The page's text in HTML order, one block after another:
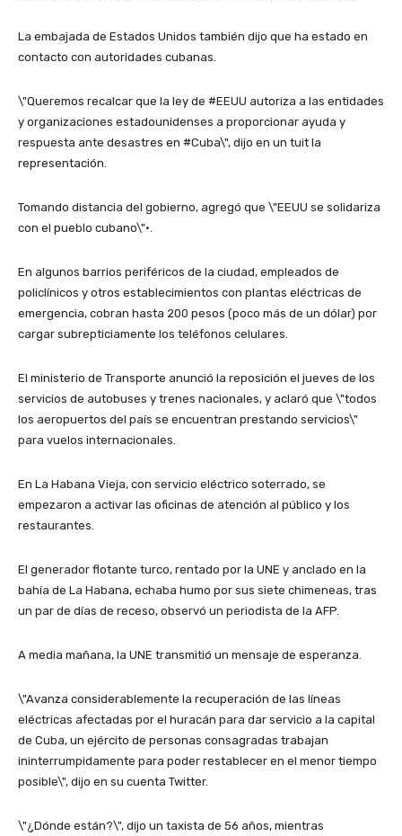
La embajada de Estados Unidos también dijo que ha estado en
contacto con autoridades cubanas.
\"Queremos recalcar que la ley de #EEUU autoriza a las entidades
y organizaciones estadounidenses a proporcionar ayuda y
respuesta ante desastres en #Cuba\", dijo en un tuit la
representación.
Tomando distancia del gobierno, agregó que \"EEUU se solidariza
con el pueblo cubano\"·.
En algunos barrios periféricos de la ciudad, empleados de
policlínicos y otros establecimientos con plantas eléctricas de
emergencia, cobran hasta 200 pesos (poco más de un dólar) por
cargar subrepticiamente los teléfonos celulares.
El ministerio de Transporte anunció la reposición el jueves de los
servicios de autobuses y trenes nacionales, y aclaró que \"todos
los aeropuertos del país se encuentran prestando servicios\"
para vuelos internacionales.
En La Habana Vieja, con servicio eléctrico soterrado, se
empezaron a activar las oficinas de atención al público y los
restaurantes.
El generador flotante turco, rentado por la UNE y anclado en la
bahía de La Habana, echaba humo por sus siete chimeneas, tras
un par de días de receso, observó un periodista de la AFP.
A media mañana, la UNE transmitió un mensaje de esperanza.
\"Avanza considerablemente la recuperación de las líneas
eléctricas afectadas por el huracán para dar servicio a la capital
de Cuba, un ejército de personas consagradas trabajan
ininterrumpidamente para poder restablecer en el menor tiempo
posible\", dijo en su cuenta Twitter.
\"¿Dónde están?\", dijo un taxista de 56 años, mientras